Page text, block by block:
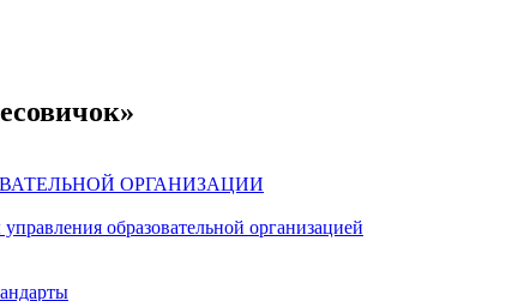
ОРГАНИЗАЦИИ
образовательной организацией